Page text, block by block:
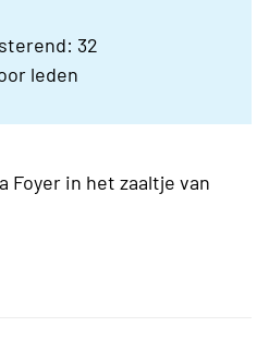
32
leden
Foyer in het zaaltje van